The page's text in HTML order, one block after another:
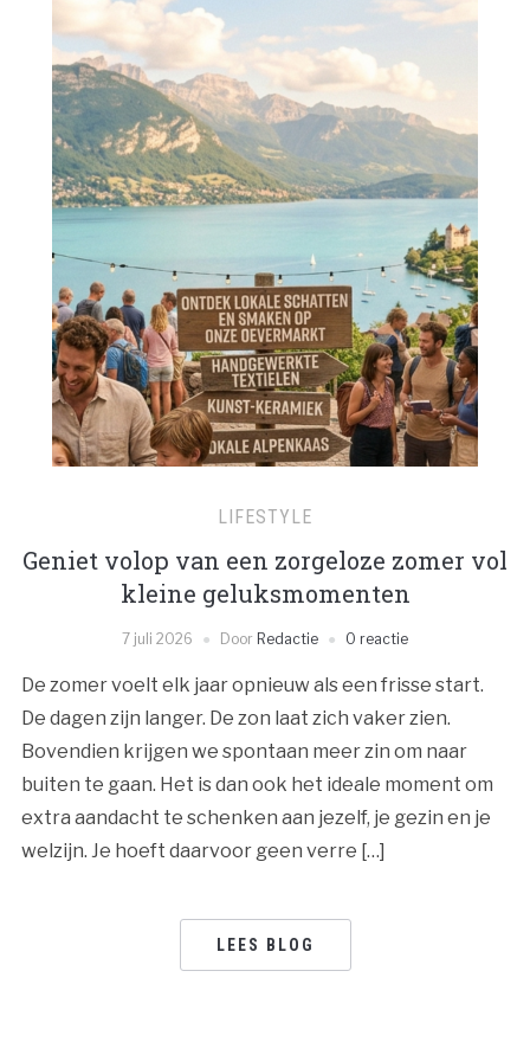
LIFESTYLE
Geniet volop van een zorgeloze zomer vol
kleine geluksmomenten
7 juli 2026 Door Redactie 0 reactie
De zomer voelt elk jaar opnieuw als een frisse start.
De dagen zijn langer. De zon laat zich vaker zien.
Bovendien krijgen we spontaan meer zin om naar
buiten te gaan. Het is dan ook het ideale moment om
extra aandacht te schenken aan jezelf, je gezin en je
welzijn. Je hoeft daarvoor geen verre […]
LEES BLOG